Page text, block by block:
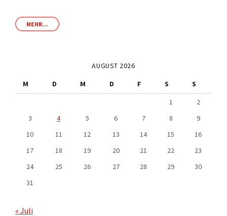
MEHR...
AUGUST 2026
M
D M D F S
S
1
2
3
4 5 6 7 8
9
10
11 12 13 14 15
16
17
18 19 20 21 22
23
24
25 26 27 28 29
30
31
« Juli